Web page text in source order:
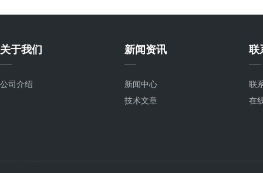
关于我们
公司介绍
新闻资讯
新闻中心
技术文章
联
联
在